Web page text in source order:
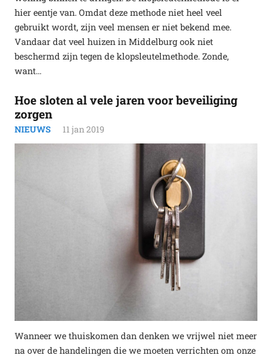
hier eentje van. Omdat deze methode niet heel veel
gebruikt wordt, zijn veel mensen er niet bekend mee.
Vandaar dat veel huizen in Middelburg ook niet
beschermd zijn tegen de klopsleutelmethode. Zonde,
want…
Hoe sloten al vele jaren voor beveiliging
zorgen
NIEUWS 11 jan 2019
Wanneer we thuiskomen dan denken we vrijwel niet meer
na over de handelingen die we moeten verrichten om onze